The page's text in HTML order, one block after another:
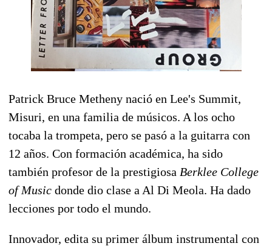
Patrick Bruce Metheny nació en Lee's Summit,
Misuri, en una familia de músicos. A los ocho
tocaba la trompeta, pero se pasó a la guitarra con
12 años. Con formación académica, ha sido
también profesor de la prestigiosa Berklee College
of Music donde dio clase a Al Di Meola. Ha dado
lecciones por todo el mundo.
Innovador, edita su primer álbum instrumental con